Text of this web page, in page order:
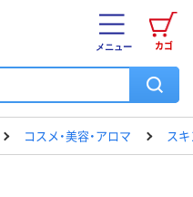
カゴ
メニュー
コスメ・美容・アロマ ス